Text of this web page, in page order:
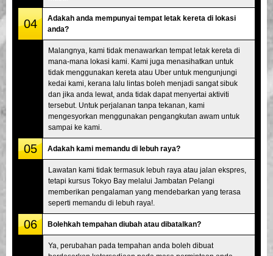
04
Adakah anda mempunyai tempat letak kereta di lokasi
anda?
Malangnya, kami tidak menawarkan tempat letak kereta di
mana-mana lokasi kami. Kami juga menasihatkan untuk
tidak menggunakan kereta atau Uber untuk mengunjungi
kedai kami, kerana lalu lintas boleh menjadi sangat sibuk
dan jika anda lewat, anda tidak dapat menyertai aktiviti
tersebut. Untuk perjalanan tanpa tekanan, kami
mengesyorkan menggunakan pengangkutan awam untuk
sampai ke kami.
05 Adakah kami memandu di lebuh raya?
Lawatan kami tidak termasuk lebuh raya atau jalan ekspres,
tetapi kursus Tokyo Bay melalui Jambatan Pelangi
memberikan pengalaman yang mendebarkan yang terasa
seperti memandu di lebuh raya!.
06 Bolehkah tempahan diubah atau dibatalkan?
Ya, perubahan pada tempahan anda boleh dibuat